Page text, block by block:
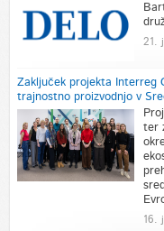
21.
Zaključek projekta Interreg
trajnostno proizvodnjo v
ter
16.